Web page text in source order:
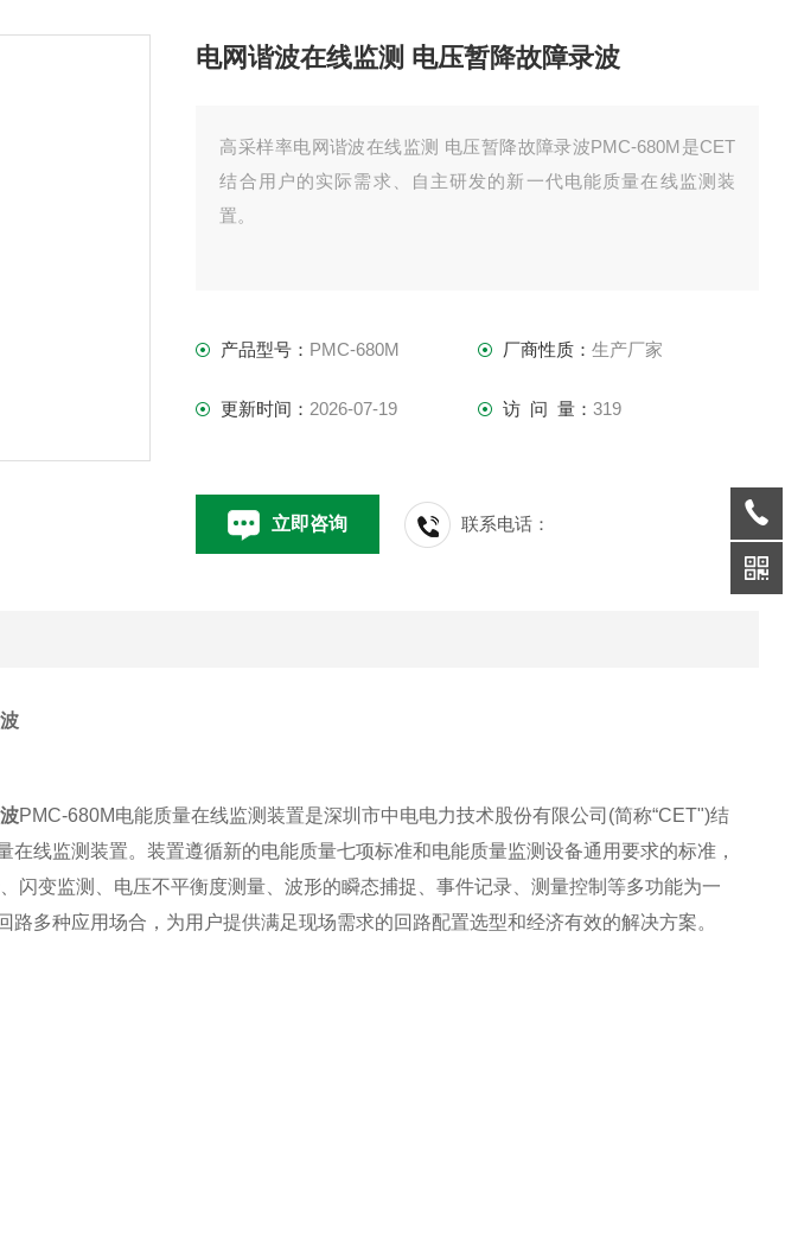
电网谐波在线监测 电压暂降故障录波
高采样率电网谐波在线监测 电压暂降故障录波PMC-680M是CET
结合用户的实际需求、自主研发的新一代电能质量在线监测装
置。
产品型号： PMC-680M 厂商性质： 生产厂家
更新时间： 2026-07-19 访 问 量： 319
立即咨询 联系电话：
PMC-680M电能质量在线监测装置是深圳市中电电力技术股份有限公司(简称“CET")结
线监测装置。装置遵循新的电能质量七项标准和电能质量监测设备通用要求的标准，
闪变监测、电压不平衡度测量、波形的瞬态捕捉、事件记录、测量控制等多功能为一
多种应用场合，为用户提供满足现场需求的回路配置选型和经济有效的解决方案。